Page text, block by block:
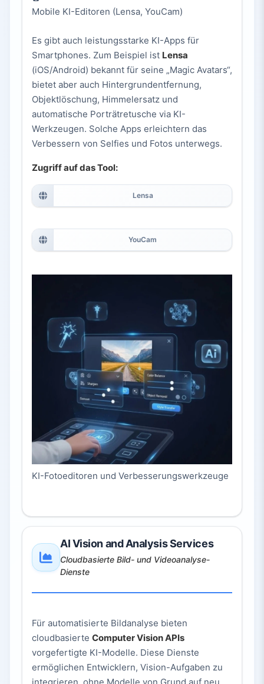
Mobile KI-Editoren (Lensa, YouCam)
Es gibt auch leistungsstarke KI-Apps für
Smartphones. Zum Beispiel ist Lensa
(iOS/Android) bekannt für seine „Magic Avatars“,
bietet aber auch Hintergrundentfernung,
Objektlöschung, Himmelersatz und
automatische Porträtretusche via KI-
Werkzeugen. Solche Apps erleichtern das
Verbessern von Selfies und Fotos unterwegs.
Zugriff auf das Tool:
Lensa
YouCam
KI-Fotoeditoren und Verbesserungswerkzeuge
AI Vision and Analysis Services
Cloudbasierte Bild- und Videoanalyse-
Dienste
Für automatisierte Bildanalyse bieten
cloudbasierte Computer Vision APIs
vorgefertigte KI-Modelle. Diese Dienste
ermöglichen Entwicklern, Vision-Aufgaben zu